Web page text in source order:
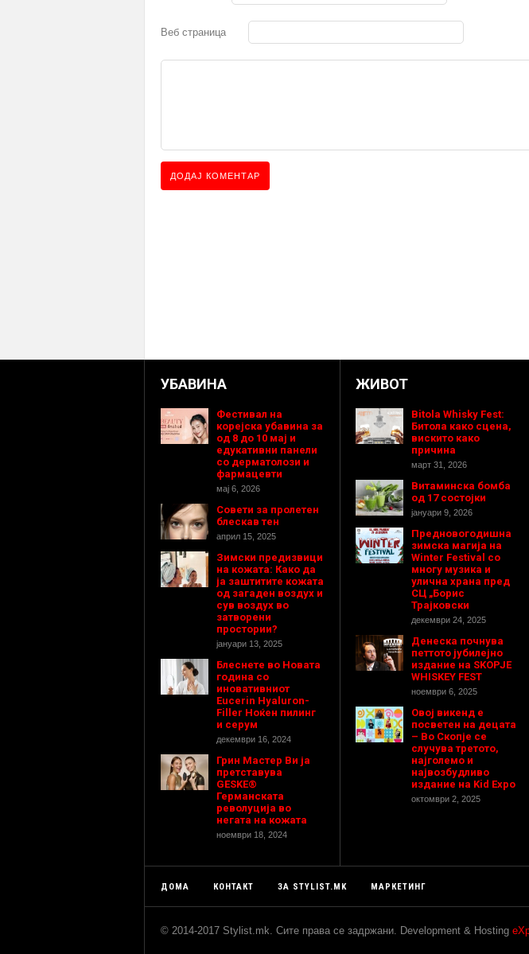
Веб страница
УБАВИНА
Фестивал на
корејска убавина за
од 8 до 10 мај и
едукативни панели
со дерматолози и
фармацевти
мај 6, 2026
Совети за пролетен
блескав тен
април 15, 2025
Зимски предизвици
на кожата: Како да
ја заштитите кожата
од загаден воздух и
сув воздух во
затворени
простории?
јануари 13, 2025
Блеснете во Новата
година со
иновативниот
Eucerin Hyaluron-
Filler Ноќен пилинг
и серум
декември 16, 2024
Грин Мастер Ви ја
претставува
GESKE®
Германската
револуција во
негата на кожата
ноември 18, 2024
ЖИВОТ
Bitola Whisky Fest:
Битола како сцена,
вискито како
причина
март 31, 2026
Витаминска бомба
од 17 состојки
јануари 9, 2026
Предновогодишнa
зимска магија на
Winter Festival со
многу музика и
улична храна пред
СЦ „Борис
Трајковски
декември 24, 2025
Денеска почнува
петтото јубилејно
издание на SKOPJE
WHISKEY FEST
ноември 6, 2025
Овој викенд е
посветен на децата
– Во Скопје се
случува третото,
најголемо и
највозбудливо
издание на Kid Expo
октомври 2, 2025
ДОМА КОНТАКТ ЗА STYLIST.MK МАРКЕТИНГ
© 2014-2017 Stylist.mk. Сите права се задржани. Development & Hosting